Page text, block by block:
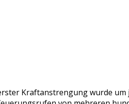
Kraftanstrengung wurde um